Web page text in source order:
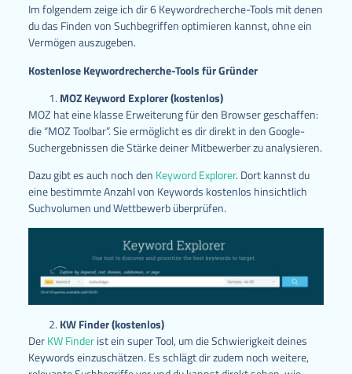
Im folgendem zeige ich dir 6 Keywordrecherche-Tools mit denen
du das Finden von Suchbegriffen optimieren kannst, ohne ein
Vermögen auszugeben.
Kostenlose Keywordrecherche-Tools für Gründer
MOZ Keyword Explorer (kostenlos)
MOZ hat eine klasse Erweiterung für den Browser geschaffen:
die “MOZ Toolbar”. Sie ermöglicht es dir direkt in den Google-
Suchergebnissen die Stärke deiner Mitbewerber zu analysieren.
Dazu gibt es auch noch den Keyword Explorer. Dort kannst du
eine bestimmte Anzahl von Keywords kostenlos hinsichtlich
Suchvolumen und Wettbewerb überprüfen.
KW Finder (kostenlos)
DerKW Finderist ein super Tool, um die Schwierigkeit deines
Keywords einzuschätzen. Es schlägt dir zudem noch weitere,